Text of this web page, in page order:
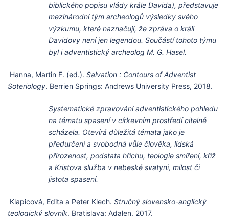
biblického popisu vlády krále Davida), představuje
mezinárodní tým archeologů výsledky svého
výzkumu, které naznačují, že zpráva o králi
Davidovy není jen legendou. Součástí tohoto týmu
byl i adventistický archeolog M. G. Hasel.
Hanna, Martin F. (ed.). Salvation : Contours of Adventist
Soteriology. Berrien Springs: Andrews University Press, 2018.
Systematické zpravování adventistického pohledu
na tématu spasení v církevním prostředí citelně
scházela. Otevírá důležitá témata jako je
předurčení a svobodná vůle člověka, lidská
přirozenost, podstata hříchu, teologie smíření, kříž
a Kristova služba v nebeské svatyni, milost či
jistota spasení.
Klapicová, Edita a Peter Klech. Stručný slovensko-anglický
teologický slovník. Bratislava: Adalen, 2017.